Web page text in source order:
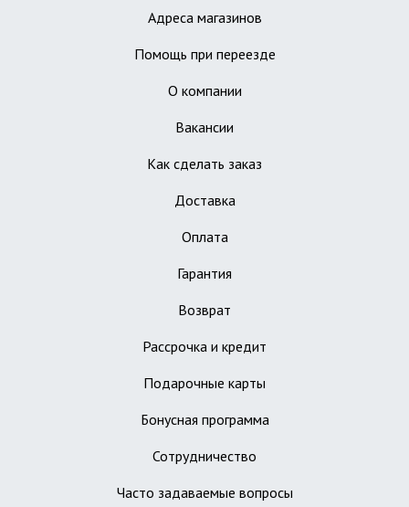
Адреса магазинов
Помощь при переезде
О компании
Вакансии
Как сделать заказ
Доставка
Оплата
Гарантия
Возврат
Рассрочка и кредит
Подарочные карты
Бонусная программа
Сотрудничество
Часто задаваемые вопросы